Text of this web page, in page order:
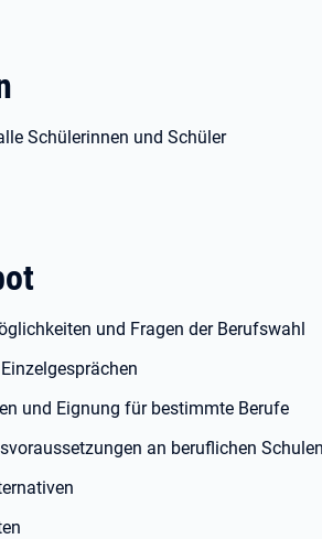
Schülerinnen und Schüler
und Fragen der Berufswahl
und Eignung für bestimmte Berufe
an beruflichen Schulen